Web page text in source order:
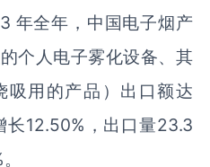
年全年，中国电子烟产
个人电子雾化设备、其
吸用的产品）出口额达
长12.50%，出口量23.3